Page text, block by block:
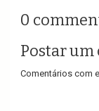
0
Postar
Comentários com